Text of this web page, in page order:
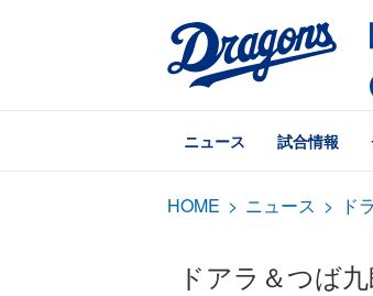
ニュース 試合情報
HOME > ニュース > ド
ドアラ＆つば